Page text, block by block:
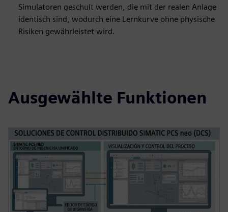
Simulatoren geschult werden, die mit der realen Anlage
identisch sind, wodurch eine Lernkurve ohne physische
Risiken gewährleistet wird.
Ausgewählte Funktionen